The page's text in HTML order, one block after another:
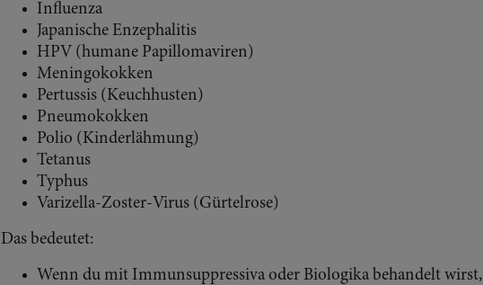
Influenza
Japanische Enzephalitis
HPV (humane Papillomaviren)
Meningokokken
Pertussis (Keuchhusten)
Pneumokokken
Polio (Kinderlähmung)
Tetanus
Typhus
Varizella-Zoster-Virus (Gürtelrose)
Das bedeutet:
Wenn du mit Immunsuppressiva oder Biologika behandelt wirst,